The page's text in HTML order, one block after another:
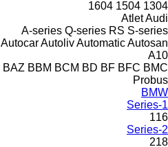
1304
1504
1604
AtletAudi
A-series Q-series RS S-series
AutocarAutolivAutomaticAutosan
A10
BAZ BBM BCM BD BF BFC BMC
Probus
BMW
1-Series
116
2-Series
218